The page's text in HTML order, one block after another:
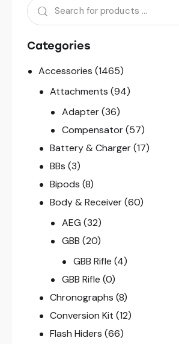
Categories
Accessories (1465)
Attachments (94)
Adapter (36)
Compensator (57)
Battery & Charger (17)
BBs (3)
Bipods (8)
Body & Receiver (60)
AEG (32)
GBB (20)
GBB Rifle (4)
GBB Rifle (0)
Chronographs (8)
Conversion Kit (12)
Flash Hiders (66)